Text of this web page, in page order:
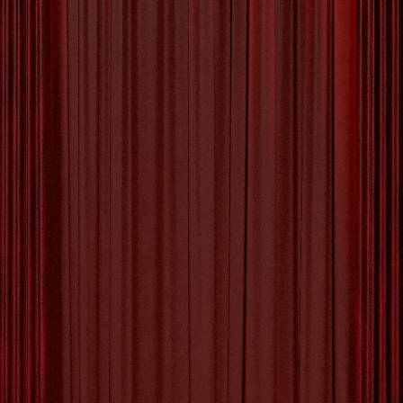
Ontdek Jouw Creatieve
Talent: Inspirerende
Workshops in de Kempen
Creatieve Workshops in de Kempen: Ontdek Je
Artistieke Talent De prachtige regio van de
Kempen staat bekend om zijn natuurlijke
schoonheid en rijke culturele erfgoed. Maar wist
je dat de Kempen ook een bruisende plek is voor
creativiteit en kunst? Met een scala aan
creatieve workshops en activiteiten biedt de
Kempen een inspirerende omgeving waar
[more…]
Tagged with: beeldhouwen